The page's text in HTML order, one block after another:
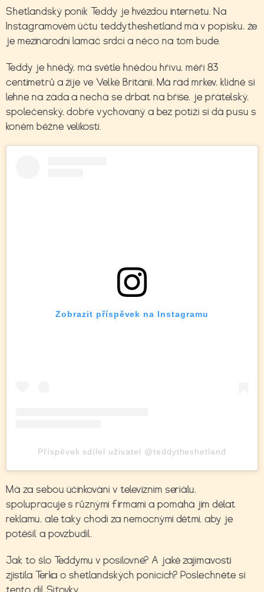
Shetlandský poník Teddy je hvězdou internetu. Na
Instagramovém účtu teddytheshetland má v popisku, že
je mezinárodní lamač srdcí a něco na tom bude.
Teddy je hnědý, má světle hnědou hřívu, měří 83
centimetrů a žije ve Velké Británii. Má rád mrkev, klidně si
lehne na záda a nechá se drbat na břiše, je přátelský,
společenský, dobře vychovaný a bez potíží si dá pusu s
koněm běžné velikosti.
Zobrazit příspěvek na Instagramu
Příspěvek sdílel uživatel @teddytheshetland
Má za sebou účinkování v televizním seriálu,
spolupracuje s různými firmami a pomáhá jim dělat
reklamu, ale taky chodí za nemocnými dětmi, aby je
potěšil a povzbudil.
Jak to šlo Teddymu v posilovně? A jaké zajímavosti
zjistila Terka o shetlandských ponících? Poslechněte si
tento díl Síťovky.